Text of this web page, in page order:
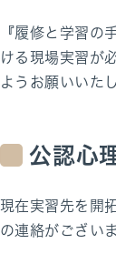
『履修と学習の
ける現場実習が
ようお願いいた
公認心
現在実習先を開
の連絡がござい